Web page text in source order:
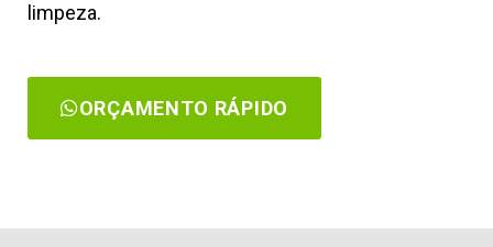
limpeza.
ORÇAMENTO RÁPIDO